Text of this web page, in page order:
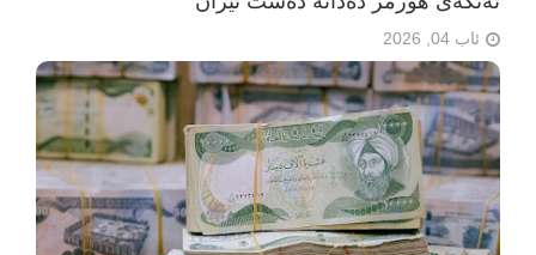
ئاب 04, 2026